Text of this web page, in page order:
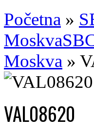
Početna »
Moskva
Moskva »
VAL08620